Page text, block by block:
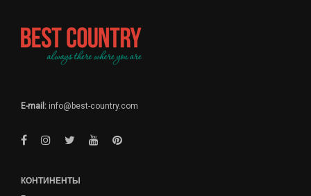
E-mail: info@best-country.com
КОНТИНЕНТЫ